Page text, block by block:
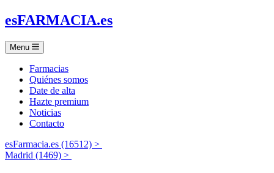
esFARMACIA.es
Menu
Farmacias
Quiénes somos
Date de alta
Hazte premium
Noticias
Contacto
esFarmacia.es (16512) >
Madrid (1469) >